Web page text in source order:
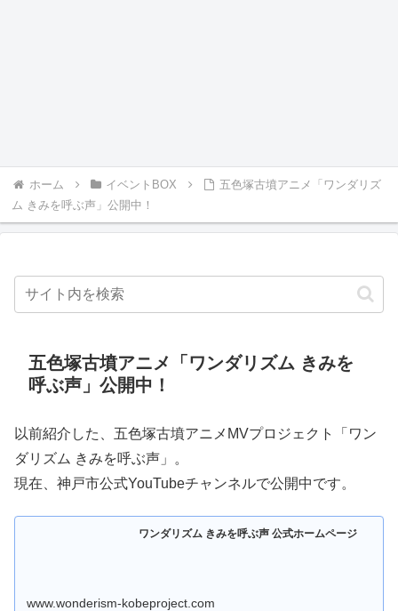
ホーム イベントBOX
五色塚古墳アニメ「ワンダリズ
ム きみを呼ぶ声」公開中！
五色塚古墳アニメ「ワンダリズム きみを
呼ぶ声」公開中！
以前紹介した、五色塚古墳アニメMVプロジェクト「ワン
ダリズム きみを呼ぶ声」。
現在、神戸市公式YouTubeチャンネルで公開中です。
ワンダリズム きみを呼ぶ声 公式ホームページ
www.wonderism-kobeproject.com